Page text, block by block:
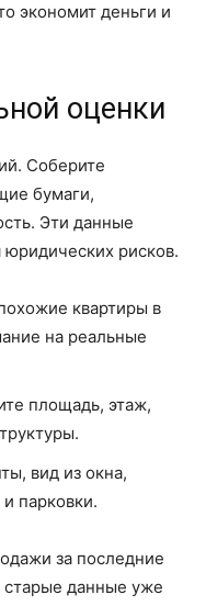
экономит деньги и
оценки
Соберите
бумаги,
Эти данные
рисков.
квартиры в
на реальные
площадь, этаж,
вид из окна,
парковки.
за последние
данные уже